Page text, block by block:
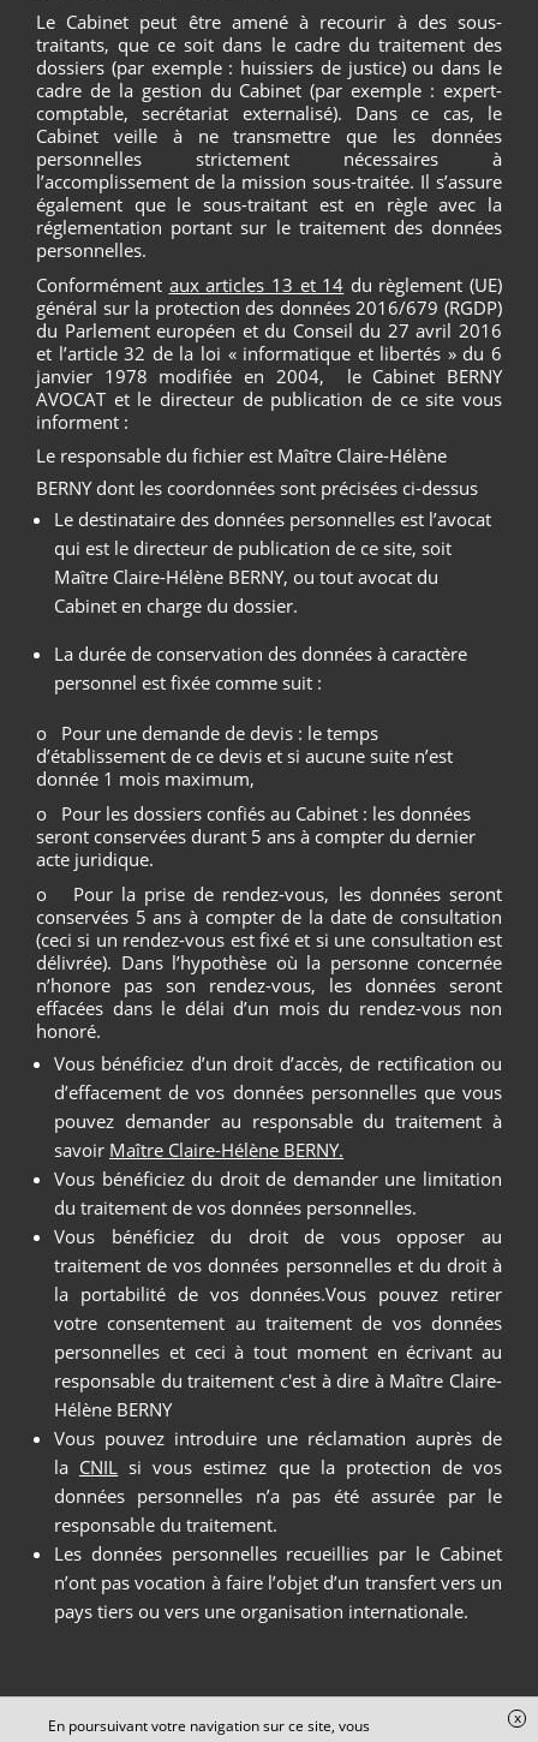
Le Cabinet peut être amené à recourir à des sous-
traitants, que ce soit dans le cadre du traitement des
dossiers (par exemple : huissiers de justice) ou dans le
cadre de la gestion du Cabinet (par exemple : expert-
comptable, secrétariat externalisé). Dans ce cas, le
Cabinet veille à ne transmettre que les données
personnelles strictement nécessaires à
l’accomplissement de la mission sous-traitée. Il s’assure
également que le sous-traitant est en règle avec la
réglementation portant sur le traitement des données
personnelles.
Conformément aux articles 13 et 14 du règlement (UE)
général sur la protection des données 2016/679 (RGDP)
du Parlement européen et du Conseil du 27 avril 2016
et l’article 32 de la loi « informatique et libertés » du 6
janvier 1978 modifiée en 2004, le Cabinet BERNY
AVOCAT et le directeur de publication de ce site vous
informent :
Le responsable du fichier est Maître Claire-Hélène
BERNY dont les coordonnées sont précisées ci-dessus
Le destinataire des données personnelles est l’avocat
qui est le directeur de publication de ce site, soit
Maître Claire-Hélène BERNY, ou tout avocat du
Cabinet en charge du dossier.
La durée de conservation des données à caractère
personnel est fixée comme suit :
o Pour une demande de devis : le temps
d’établissement de ce devis et si aucune suite n’est
donnée 1 mois maximum,
o Pour les dossiers confiés au Cabinet : les données
seront conservées durant 5 ans à compter du dernier
acte juridique.
o Pour la prise de rendez-vous, les données seront
conservées 5 ans à compter de la date de consultation
(ceci si un rendez-vous est fixé et si une consultation est
délivrée). Dans l’hypothèse où la personne concernée
n’honore pas son rendez-vous, les données seront
effacées dans le délai d’un mois du rendez-vous non
honoré.
Vous bénéficiez d’un droit d’accès, de rectification ou
d’effacement de vos données personnelles que vous
pouvez demander au responsable du traitement à
savoir Maître Claire-Hélène BERNY.
Vous bénéficiez du droit de demander une limitation
du traitement de vos données personnelles.
Vous bénéficiez du droit de vous opposer au
traitement de vos données personnelles et du droit à
la portabilité de vos données.Vous pouvez retirer
votre consentement au traitement de vos données
personnelles et ceci à tout moment en écrivant au
responsable du traitement c'est à dire à Maître Claire-
Hélène BERNY
Vous pouvez introduire une réclamation auprès de
la CNIL si vous estimez que la protection de vos
données personnelles n’a pas été assurée par le
responsable du traitement.
Les données personnelles recueillies par le Cabinet
n’ont pas vocation à faire l’objet d’un transfert vers un
pays tiers ou vers une organisation internationale.
En poursuivant votre navigation sur ce site, vous
x